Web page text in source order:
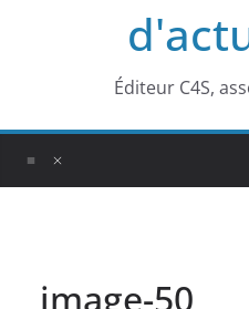
Éditeur C4S,
image-50